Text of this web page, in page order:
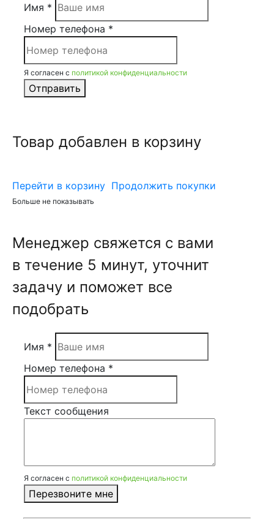
Имя *
Номер телефона *
Я согласен с политикой конфиденциальности
Отправить
Товар добавлен в корзину
Перейти в корзину Продолжить покупки
Больше не показывать
Менеджер свяжется с вами
в течение 5 минут, уточнит
задачу и поможет все
подобрать
Имя *
Номер телефона *
Текст сообщения
Я согласен с политикой конфиденциальности
Перезвоните мне